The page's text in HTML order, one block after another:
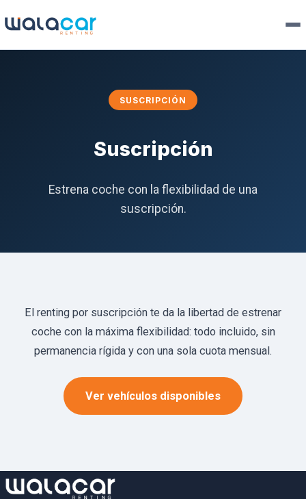
SUSCRIPCIÓN
Suscripción
Estrena coche con la flexibilidad de una
suscripción.
El renting por suscripción te da la libertad de estrenar
coche con la máxima flexibilidad: todo incluido, sin
permanencia rígida y con una sola cuota mensual.
Ver vehículos disponibles